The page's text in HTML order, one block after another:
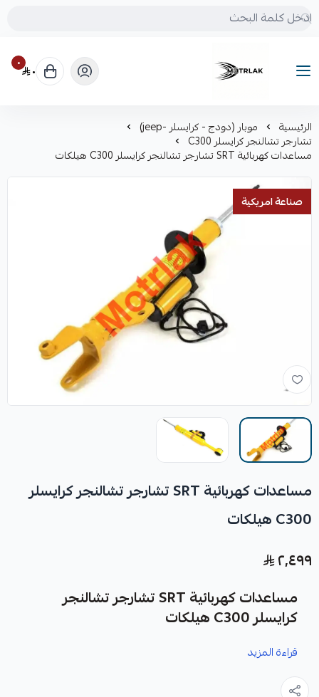
Motrlak
٠ ٠
الرئيسية موبار (دودج - كرايسلر -jeep)
تشارجر تشالنجر كرايسلر C300
مساعدات كهربائية SRT تشارجر تشالنجر كرايسلر C300 هيلكات
صناعة امريكية
مساعدات كهربائية SRT تشارجر تشالنجر كرايسلر
C300 هيلكات
٢٬٤٩٩
مساعدات كهربائية SRT تشارجر تشالنجر
كرايسلر C300 هيلكات
هيلكات كقطعة غيار متينة وعالية الجودة، مصممة خصيصاً لتعزيز
قراءة المزيد